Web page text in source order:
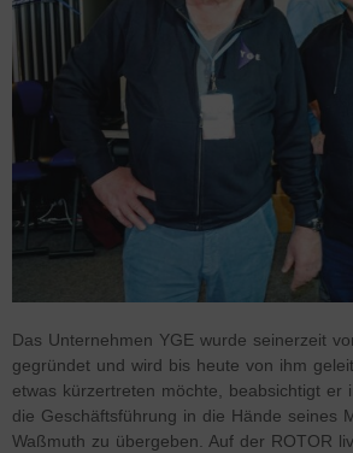
Das Unternehmen YGE wurde seinerzeit
gegründet und wird bis heute von ihm
etwas kürzertreten möchte, beabsichtigt er
die Geschäftsführung in die Hände seines
Waßmuth zu übergeben. Auf der ROTOR